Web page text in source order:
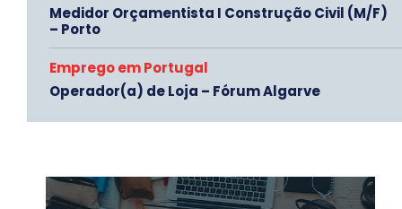
Medidor Orçamentista I Construção Civil (M/F)
– Porto
Emprego em Portugal
Operador(a) de Loja – Fórum Algarve